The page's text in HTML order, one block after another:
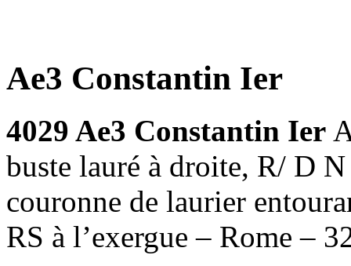
Ae3 Constantin Ier
4029 Ae3 Constantin Ier
buste lauré à droite, R/ D
couronne de laurier
RS à l’exergue – Rome –